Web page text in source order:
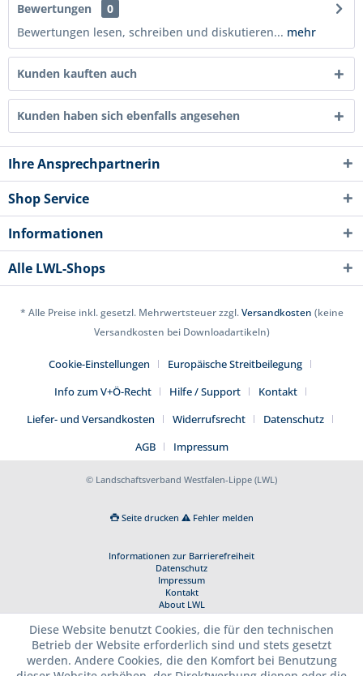
Bewertungen
0
Bewertungen lesen, schreiben und diskutieren... mehr
Kunden kauften auch
Kunden haben sich ebenfalls angesehen
Ihre Ansprechpartnerin
Shop Service
Informationen
Alle LWL-Shops
* Alle Preise inkl. gesetzl. Mehrwertsteuer zzgl.Versandkosten (keine
Versandkosten bei Downloadartikeln)
Cookie-Einstellungen
Europäische Streitbeilegung
Info zum V+Ö-Recht
Hilfe / Support
Kontakt
Liefer- und Versandkosten
Widerrufsrecht
Datenschutz
AGB
Impressum
© Landschaftsverband Westfalen-Lippe (LWL)
Seite drucken Fehler melden
Informationen zur Barrierefreiheit
Datenschutz
Impressum
Kontakt
About LWL
Diese Website benutzt Cookies, die für den technischen
Betrieb der Website erforderlich sind und stets gesetzt
werden. Andere Cookies, die den Komfort bei Benutzung